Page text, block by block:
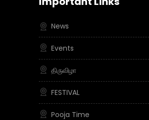
News
Events
திருவிழா
FESTIVAL
Pooja Time